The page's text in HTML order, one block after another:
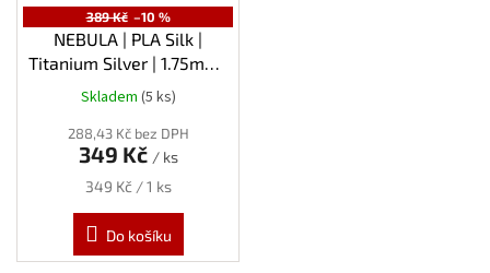
389 Kč –10 %
NEBULA | PLA Silk |
Titanium Silver | 1.75mm |
1kg
Skladem (5 ks)
288,43 Kč bez DPH
349 Kč / ks
Měrná
349 Kč / 1 ks
Do košíku